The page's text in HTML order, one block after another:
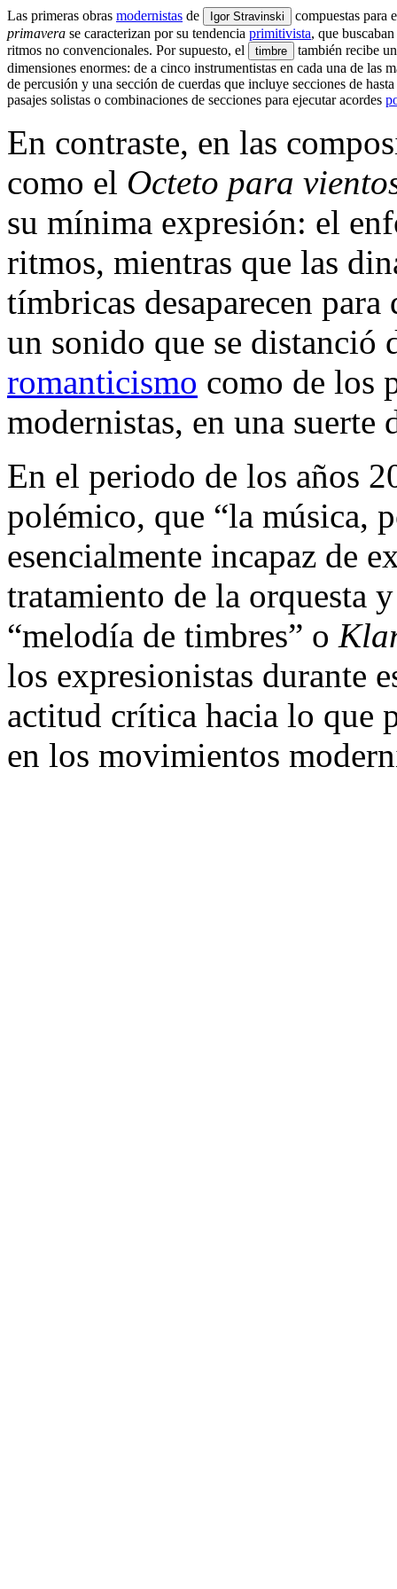
Las primeras obras modernistas de Igor Stravinski
compuestas para
primavera se caracterizan por su tendencia primitivista, que
ritmos no convencionales. Por supuesto, el
timbre
también recibe
dimensiones enormes: de a cinco instrumentistas en cada una de las
de percusión y una sección de cuerdas que incluye secciones de
pasajes solistas o combinaciones de secciones para ejecutar acordes
En contraste, en las
como el Octeto para
su mínima expresión: el
ritmos, mientras que las
tímbricas desaparecen
un sonido que se distanció
romanticismo como de los
modernistas, en una
En el periodo de los años
polémico, que “la música,
esencialmente incapaz de
tratamiento de la orquesta
“melodía de timbres” o
los expresionistas durante
actitud crítica hacia lo que
en los movimientos